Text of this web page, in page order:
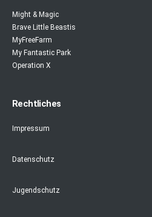
Might & Magic
Brave Little Beastis
MyFreeFarm
My Fantastic Park
Operation X
Rechtliches
Impressum
Datenschutz
Jugendschutz